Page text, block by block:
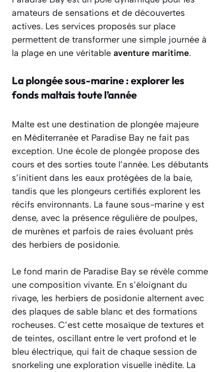
amateurs de sensations et de découvertes
actives. Les services proposés sur place
permettent de transformer une simple journée à
la plage en une véritable aventure maritime.
La plongée sous-marine : explorer les
fonds maltais toute l’année
Malte est une destination de plongée majeure
en Méditerranée et Paradise Bay ne fait pas
exception. Une école de plongée propose des
cours et des sorties toute l’année. Les débutants
s’initient dans les eaux protégées de la baie,
tandis que les plongeurs certifiés explorent les
récifs environnants. La faune sous-marine y est
dense, avec la présence régulière de poulpes,
de murènes et parfois de raies évoluant près
des herbiers de posidonie.
Le fond marin de Paradise Bay se révèle comme
une composition vivante. En s’éloignant du
rivage, les herbiers de posidonie alternent avec
des plaques de sable blanc et des formations
rocheuses. C’est cette mosaïque de textures et
de teintes, oscillant entre le vert profond et le
bleu électrique, qui fait de chaque session de
snorkeling une exploration visuelle inédite. La